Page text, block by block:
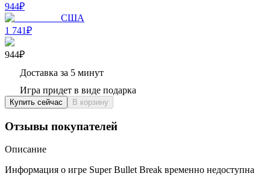
944₽
США
1 741₽
944₽
Доставка за 5 минут
Игра придет в виде подарка
Купить сейчас В корзину
Отзывы покупателей
Описание
Информация о игре Super Bullet Break временно недоступна